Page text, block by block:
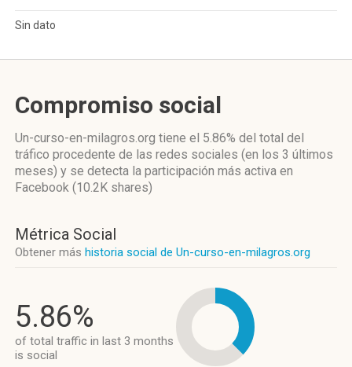
Sin dato
Compromiso social
Un-curso-en-milagros.org tiene el 5.86% del total del
tráfico procedente de las redes sociales (en los 3 últimos
meses) y se detecta la participación más activa en
Facebook (10.2K shares)
Métrica Social
Obtener más historia social de Un-curso-en-milagros.org
5.86%
of total traffic in last 3 months
is social